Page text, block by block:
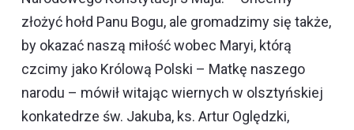
złożyć hołd Panu Bogu, ale gromadzimy się także,
by okazać naszą miłość wobec Maryi, którą
czcimy jako Królową Polski – Matkę naszego
narodu – mówił witając wiernych w olsztyńskiej
konkatedrze św. Jakuba, ks. Artur Oględzki,